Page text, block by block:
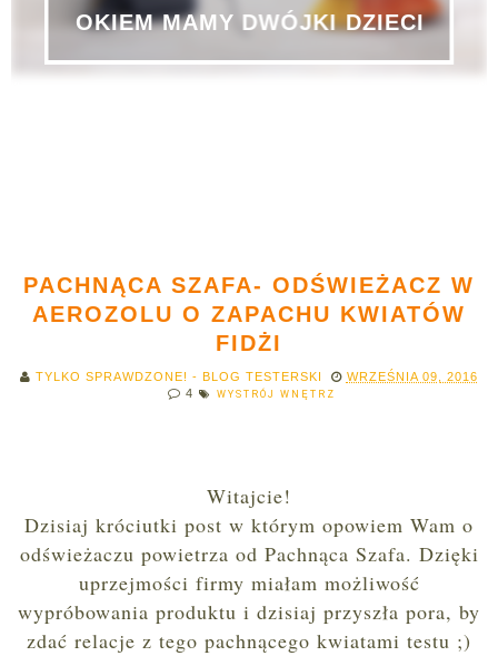
OKIEM MAMY DWÓJKI DZIECI
PACHNĄCA SZAFA- ODŚWIEŻACZ W
AEROZOLU O ZAPACHU KWIATÓW
FIDŻI
TYLKO SPRAWDZONE! - BLOG TESTERSKI
WRZEŚNIA 09, 2016
4
WYSTRÓJ WNĘTRZ
Witajcie!
Dzisiaj króciutki post w którym opowiem Wam o
odświeżaczu powietrza od Pachnąca Szafa. Dzięki
uprzejmości firmy miałam możliwość
wypróbowania produktu i dzisiaj przyszła pora, by
zdać relacje z tego pachnącego kwiatami testu ;)